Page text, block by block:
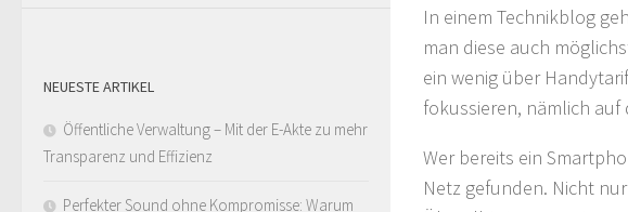
In einem Technikblog
man diese auch
ein wenig über
fokussieren, nämlich
Wer bereits ein
Netz gefunden. Nicht
NEUESTE ARTIKEL
Öffentliche Verwaltung – Mit der E-Akte zu mehr
Transparenz und Effizienz
Perfekter Sound ohne Kompromisse: Warum